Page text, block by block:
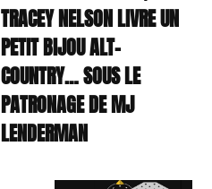
TRACEY NELSON LIVRE UN
PETIT BIJOU ALT-
COUNTRY… SOUS LE
PATRONAGE DE MJ
LENDERMAN